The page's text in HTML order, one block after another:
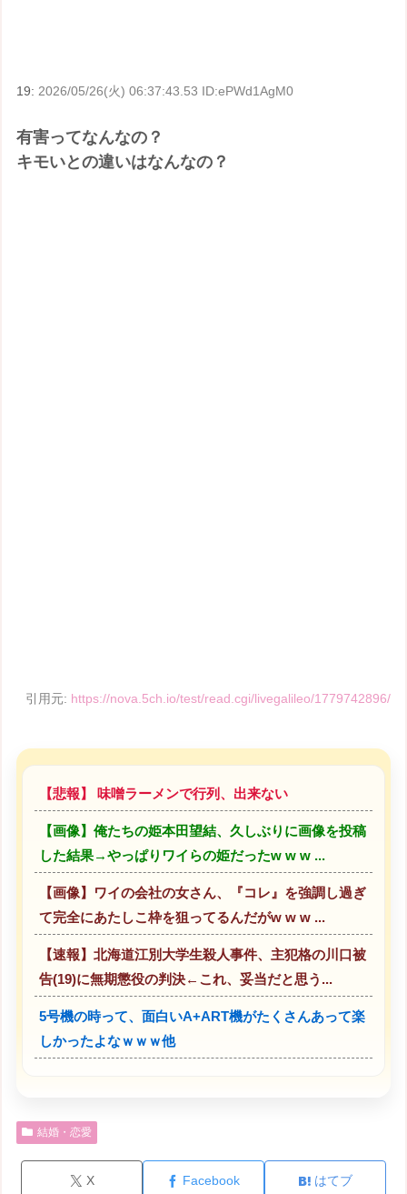
19: 2026/05/26(火) 06:37:43.53 ID:ePWd1AgM0
有害ってなんなの？
キモいとの違いはなんなの？
引用元: https://nova.5ch.io/test/read.cgi/livegalileo/1779742896/
【悲報】 味噌ラーメンで行列、出来ない
【画像】俺たちの姫本田望結、久しぶりに画像を投稿
した結果→やっぱりワイらの姫だったw w w ...
【画像】ワイの会社の女さん、『コレ』を強調し過ぎ
て完全にあたしこ枠を狙ってるんだがw w w ...
【速報】北海道江別大学生殺人事件、主犯格の川口被
告(19)に無期懲役の判決←これ、妥当だと思う...
5号機の時って、面白いA+ART機がたくさんあって楽
しかったよなｗｗｗ他
結婚・恋愛
X Facebook はてブ